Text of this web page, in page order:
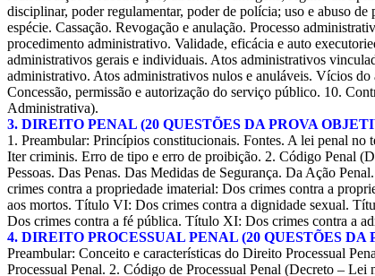
disciplinar, poder regulamentar, poder de polícia; uso e abuso
espécie. Cassação. Revogação e anulação. Processo
procedimento administrativo. Validade, eficácia e auto
administrativos gerais e individuais. Atos administrativos
administrativo. Atos administrativos nulos e anuláveis. Vícios
Concessão, permissão e autorização do serviço público. 10.
Administrativa).
3. DIREITO PENAL (20 QUESTÕES DA PROVA
1. Preambular: Princípios constitucionais. Fontes. A lei penal no
Iter criminis. Erro de tipo e erro de proibição. 2. Código Penal
Pessoas. Das Penas. Das Medidas de Segurança. Da Ação
crimes contra a propriedade imaterial: Dos crimes contra a
aos mortos. Título VI: Dos crimes contra a dignidade sexual.
Dos crimes contra a fé pública. Título XI: Dos crimes contra a
4. DIREITO PROCESSUAL PENAL (20 QUESTÕES
Preambular: Conceito e características do Direito Processual
Processual Penal. 2. Código de Processual Penal (Decreto –